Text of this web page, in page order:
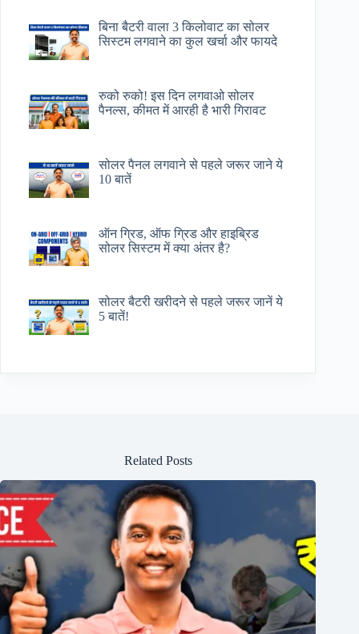
बिना बैटरी वाला 3 किलोवाट का सोलर
सिस्टम लगवाने का कुल खर्चा और फायदे
रुको रुको! इस दिन लगवाओ सोलर
पैनल्स, कीमत में आरही है भारी गिरावट
सोलर पैनल लगवाने से पहले जरूर जाने ये
10 बातें
ऑन ग्रिड, ऑफ ग्रिड और हाइब्रिड
सोलर सिस्टम में क्या अंतर है?
सोलर बैटरी खरीदने से पहले जरूर जानें ये
5 बातें!
Related Posts